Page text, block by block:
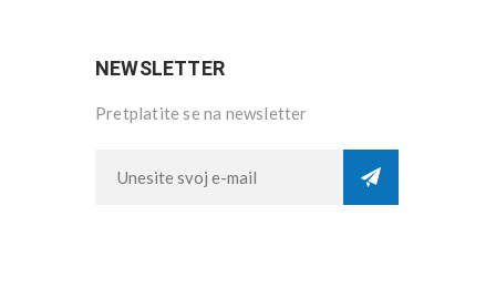
NEWSLETTER
Pretplatite se na newsletter